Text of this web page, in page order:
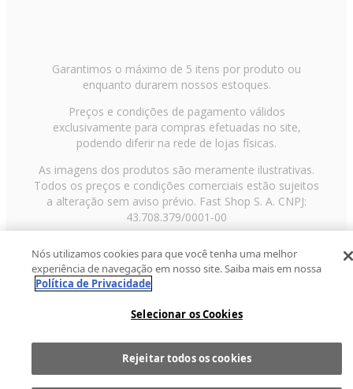
Garantimos o máximo de 5 itens por produto ou
enquanto durarem nossos estoques.
Preços e condições de pagamento válidos
exclusivamente para compras efetuadas no site,
podendo diferir na rede de lojas físicas.
As imagens dos produtos são meramente ilustrativas.
Todos os preços e condições comerciais estão sujeitos
a alteração sem aviso prévio. Fast Shop S. A. CNPJ:
43.708.379/0001-00
Paulo/SP, CEP 02029-001, Telefone: 11 3003-3728 ©
2013 Fast Shop - Todos os direitos reservadosRF
Nós utilizamos cookies para que você tenha uma melhor
experiência de navegação em nosso site. Saiba mais em nossa
Política de Privacidade
Selecionar os Cookies
Rejeitar todos os cookies